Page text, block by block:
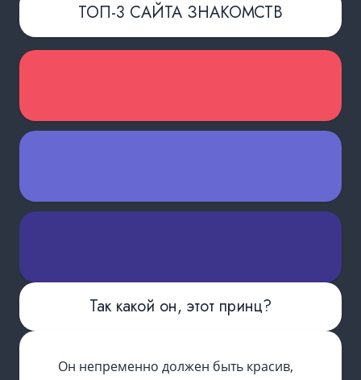
ТОП-3 САЙТА ЗНАКОМСТВ
Так какой он, этот принц?
Он непременно должен быть красив,